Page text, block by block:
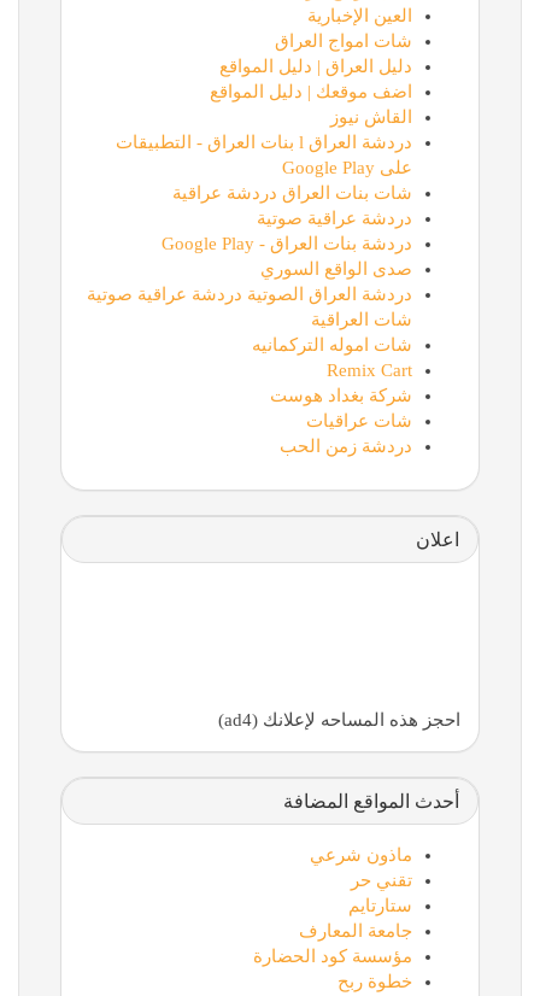
العين الإخبارية
شات امواج العراق
دليل العراق | دليل المواقع
اضف موقعك | دليل المواقع
القاش نيوز
دردشة العراق l بنات العراق - التطبيقات
على Google Play
شات بنات العراق دردشة عراقية
دردشة عراقية صوتية
دردشة بنات العراق - Google Play
صدى الواقع السوري
دردشة العراق الصوتية دردشة عراقية صوتية
شات العراقية
شات اموله التركمانيه
Remix Cart
شركة بغداد هوست
شات عراقيات
دردشة زمن الحب
اعلان
احجز هذه المساحه لإعلانك (ad4)
أحدث المواقع المضافة
ماذون شرعي
تقني حر
ستارتايم
جامعة المعارف
مؤسسة كود الحضارة
خطوة ربح